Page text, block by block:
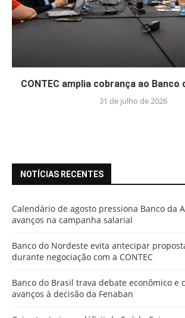
CONTEC amplia cobrança ao Banco
31 de julho de 2026
NOTÍCIAS RECENTES
Calendário de agosto pressiona Banco da
avanços na campanha salarial
Banco do Nordeste evita antecipar
durante negociação com a CONTEC
Banco do Brasil trava debate econômico e
avanços à decisão da Fenaban